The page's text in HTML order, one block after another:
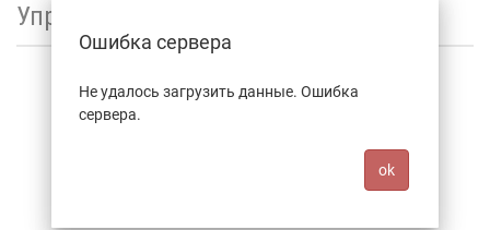
Управление лимитами
Ошибка сервера
Не удалось загрузить данные. Ошибка
сервера.
ok